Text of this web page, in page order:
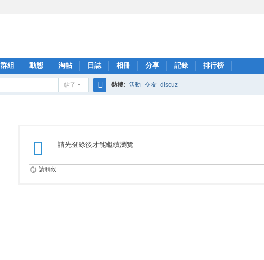
群組 動態 淘帖 日誌 相冊 分享 記錄 排行榜
帖子 熱搜: 活動 交友 discuz
請先登錄後才能繼續瀏覽
請稍候...